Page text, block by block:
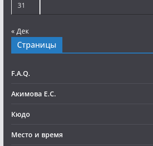
31
« Дек
Страницы
F.A.Q.
Акимова Е.С.
Кюдо
Место и время